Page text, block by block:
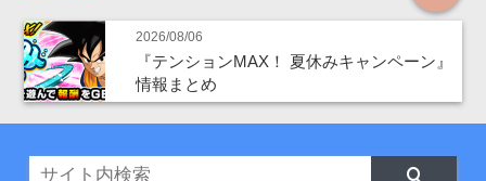
2026/08/06
『テンションMAX！ 夏休みキャンペーン』
情報まとめ